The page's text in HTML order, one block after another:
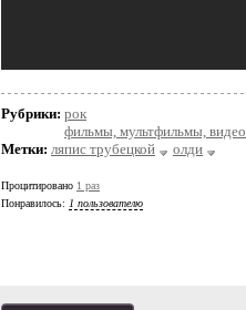
Рубрики: рок
фильмы, мультфильмы, видео
Метки: ляпис трубецкой олди
Процитировано 1 раз
Понравилось: 1 пользователю